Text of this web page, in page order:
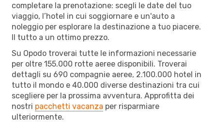
completare la prenotazione: scegli le date del tuo
viaggio, l’hotel in cui soggiornare e un'auto a
noleggio per esplorare la destinazione a tuo piacere.
Il tutto a un ottimo prezzo.
Su Opodo troverai tutte le informazioni necessarie
per oltre 155.000 rotte aeree disponibili. Troverai
dettagli su 690 compagnie aeree, 2.100.000 hotel in
tutto il mondo e 40.000 diverse destinazioni tra cui
scegliere per la prossima avventura. Approfitta dei
nostri pacchetti vacanza per risparmiare
ulteriormente.